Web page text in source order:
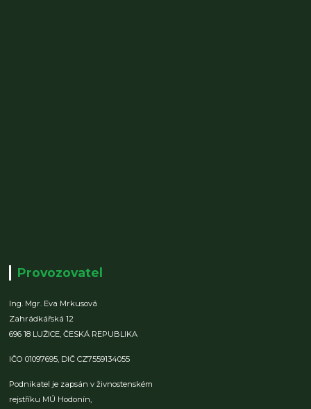
Provozovatel
Ing. Mgr. Eva Mrkusová
Zahrádkářská 12
696 18 LUŽICE,ČESKÁ REPUBLIKA
IČO 01097695, DIČ CZ7559134055
Podnikatel je zapsán v živnostenském
rejstříku MÚ Hodonín,